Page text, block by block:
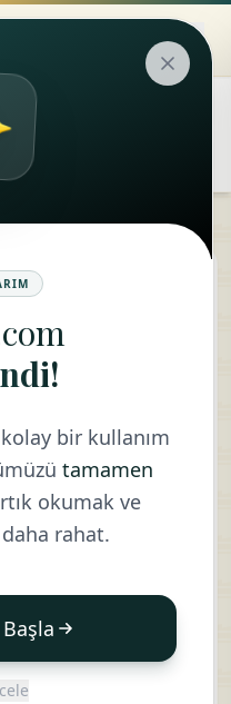
الٓمٓصٓ
Elif Lâm Mîm Sâd
أُنزِلَ
unzila
bir kullanım
tamamen
okumak ve
rahat.